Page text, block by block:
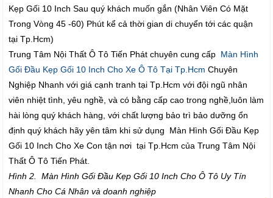
Kẹp Gối 10 Inch Sau quý khách muốn gắn (Nhân Viên Có Mặt
Trong Vòng 45 -60) Phút kể cả thời gian di chuyển tới các quận
tại Tp.Hcm)
Trung Tâm Nội Thất Ô Tô Tiến Phát chuyên cung cấp Màn Hình
Gối Đầu Kẹp Gối 10 Inch Cho Xe Ô Tô Tại Tp.Hcm Chuyên
Nghiệp Nhanh với giá cạnh tranh tại Tp.Hcm với đội ngũ nhân
viên nhiệt tình, yêu nghề, và có bằng cấp cao trong nghề,luôn làm
hài lòng quý khách hàng, với chất lượng bảo trì bảo dưỡng ổn
định quý khách hãy yên tâm khi sử dụng Màn Hình Gối Đầu Kẹp
Gối 10 Inch Cho Xe Con tận nơi tại Tp.Hcm của Trung Tâm Nội
Thất Ô Tô Tiến Phát.
Hình 2. Màn Hình Gối Đầu Kẹp Gối 10 Inch Cho Ô Tô Uy Tín
Nhanh Cho Cá Nhân và doanh nghiệp